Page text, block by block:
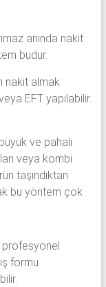
anında nakit
budur.
nakit almak
EFT yapılabilir.
ve pahalı
veya kombi
taşındıktan
bu yöntem çok
profesyonel
formu